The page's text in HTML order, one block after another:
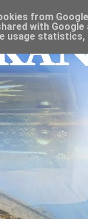
from
with
usage statistics,